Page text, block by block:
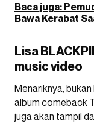
Baca juga:
Bawa Kerabat
Lisa
music video
Menariknya,
album comeback
juga akan tampil